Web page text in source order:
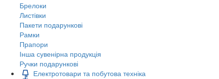
Брелоки
Листівки
Пакети подарункові
Рамки
Прапори
Інша сувенірна продукція
Ручки подарункові
Електротовари та побутова техніка